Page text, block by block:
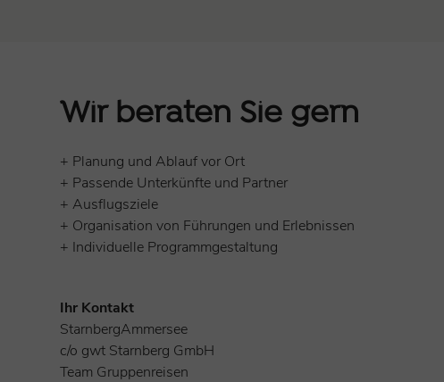
Wir beraten Sie gern
+ Planung und Ablauf vor Ort
+ Passende Unterkünfte und Partner
+ Ausflugsziele
+ Organisation von Führungen und Erlebnissen
+ Individuelle Programmgestaltung
Ihr Kontakt
StarnbergAmmersee
c/o gwt Starnberg GmbH
Team Gruppenreisen